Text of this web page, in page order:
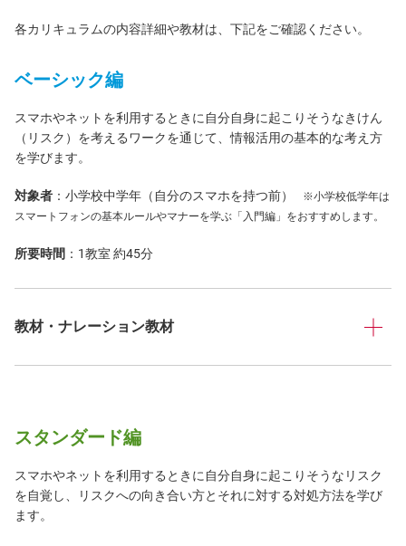
各カリキュラムの内容詳細や教材は、下記をご確認ください。
ベーシック編
スマホやネットを利用するときに自分自身に起こりそうなきけん
（リスク）を考えるワークを通じて、情報活用の基本的な考え方
を学びます。
対象者 ：小学校中学年（自分のスマホを持つ前）
※小学校低学年は
スマートフォンの基本ルールやマナーを学ぶ「入門編」をおすすめします。
所要時間 ：1教室 約45分
教材・ナレーション教材
スタンダード編
スマホやネットを利用するときに自分自身に起こりそうなリスク
を自覚し、リスクへの向き合い方とそれに対する対処方法を学び
ます。